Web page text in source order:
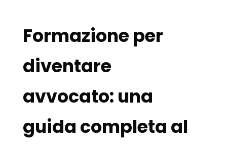
Formazione per
diventare
avvocato: una
guida completa al